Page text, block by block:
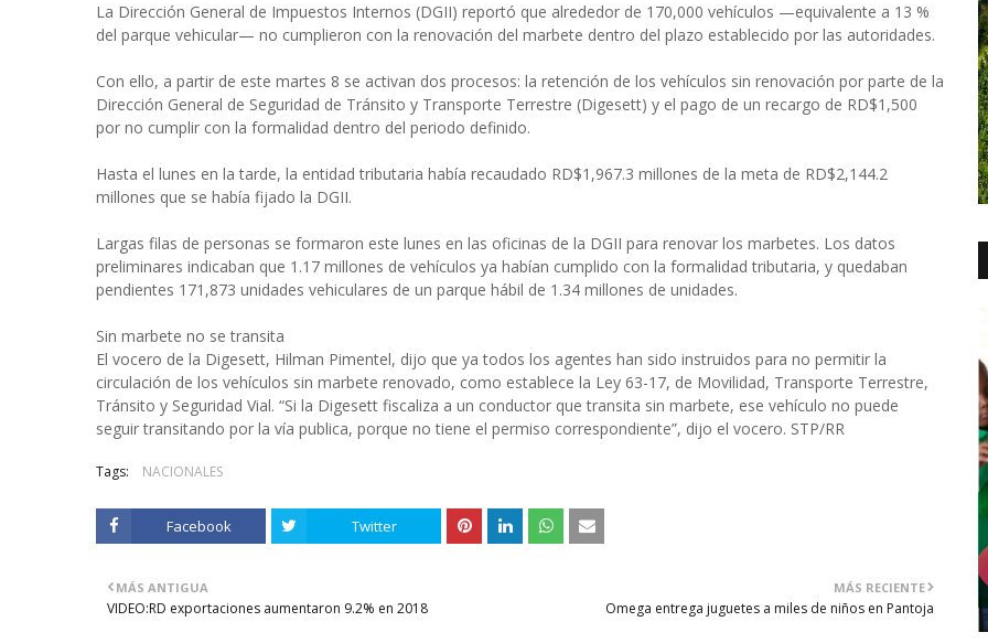
La Dirección General de Impuestos Internos (DGII) reportó que alrededor de 170,000 vehículos —equivalente a 13 %
del parque vehicular— no cumplieron con la renovación del marbete dentro del plazo establecido por las autoridades.
Con ello, a partir de este martes 8 se activan dos procesos: la retención de los vehículos sin renovación por parte de la
Dirección General de Seguridad de Tránsito y Transporte Terrestre (Digesett) y el pago de un recargo de RD$1,500
por no cumplir con la formalidad dentro del periodo definido.
Hasta el lunes en la tarde, la entidad tributaria había recaudado RD$1,967.3 millones de la meta de RD$2,144.2
millones que se había fijado la DGII.
Largas filas de personas se formaron este lunes en las oficinas de la DGII para renovar los marbetes. Los datos
preliminares indicaban que 1.17 millones de vehículos ya habían cumplido con la formalidad tributaria, y quedaban
pendientes 171,873 unidades vehiculares de un parque hábil de 1.34 millones de unidades.
Sin marbete no se transita
El vocero de la Digesett, Hilman Pimentel, dijo que ya todos los agentes han sido instruidos para no permitir la
circulación de los vehículos sin marbete renovado, como establece la Ley 63-17, de Movilidad, Transporte Terrestre,
Tránsito y Seguridad Vial. “Si la Digesett fiscaliza a un conductor que transita sin marbete, ese vehículo no puede
seguir transitando por la vía publica, porque no tiene el permiso correspondiente”, dijo el vocero. STP/RR
Tags: NACIONALES
Facebook Twitter
MÁS RECIENTE
Omega entrega juguetes a miles de niños en Pantoja
MÁS ANTIGUA
VIDEO:RD exportaciones aumentaron 9.2% en 2018